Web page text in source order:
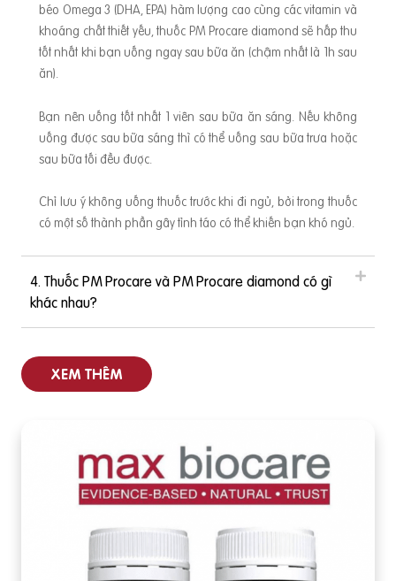
béo Omega 3 (DHA, EPA) hàm lượng cao cùng các vitamin và
khoáng chất thiết yếu, thuốc PM Procare diamond sẽ hấp thu
tốt nhất khi bạn uống ngay sau bữa ăn (chậm nhất là 1h sau
ăn).
Bạn nên uống tốt nhất 1 viên sau bữa ăn sáng. Nếu không
uống được sau bữa sáng thì có thể uống sau bữa trưa hoặc
sau bữa tối đều được.
Chỉ lưu ý không uống thuốc trước khi đi ngủ, bởi trong thuốc
có một số thành phần gây tỉnh táo có thể khiến bạn khó ngủ.
4. Thuốc PM Procare và PM Procare diamond có gì
khác nhau?
XEM THÊM